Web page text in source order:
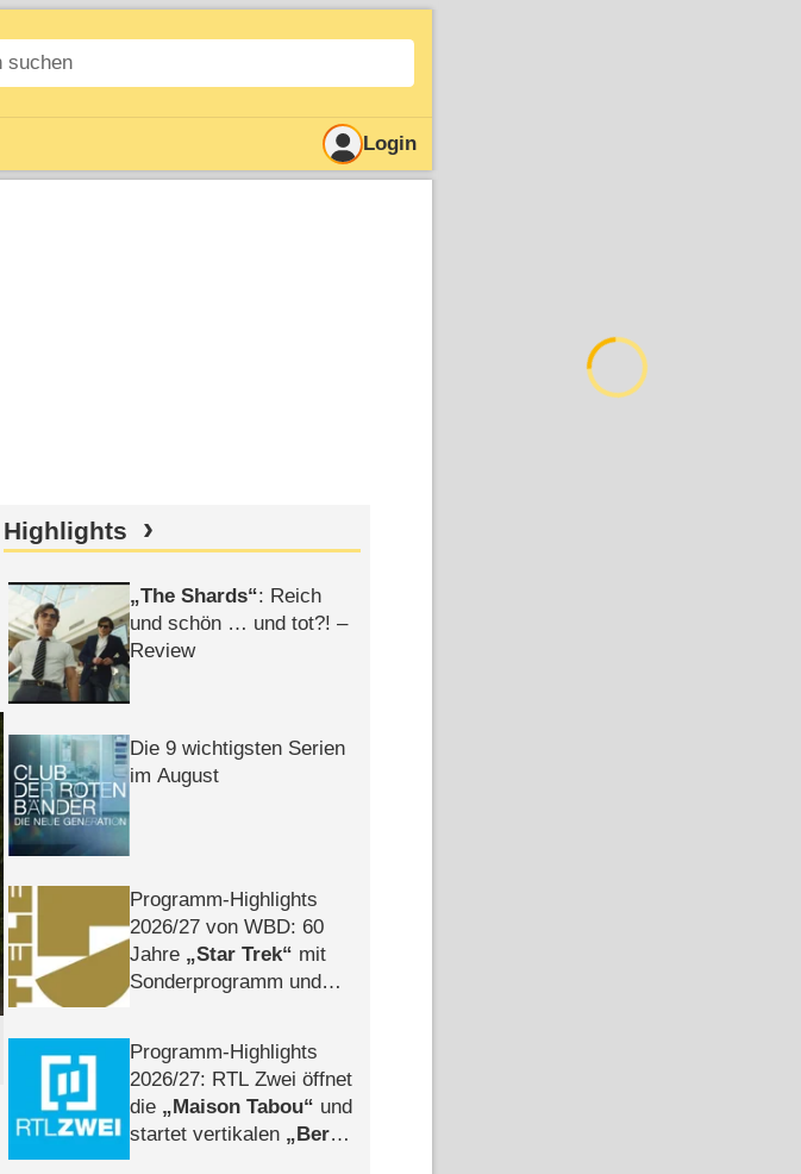
Login
Highlights
The Shards : Reich
und schön … und tot?! –
Review
Die 9 wichtigsten Serien
im August
Programm-Highlights
2026/​27 von WBD: 60
Jahre
Star Trek
mit
Sonderprogramm und
Programm-Highlights
2026/​27: RTL Zwei öffnet
die
Maison Tabou
und
startet vertikalen
Berlin